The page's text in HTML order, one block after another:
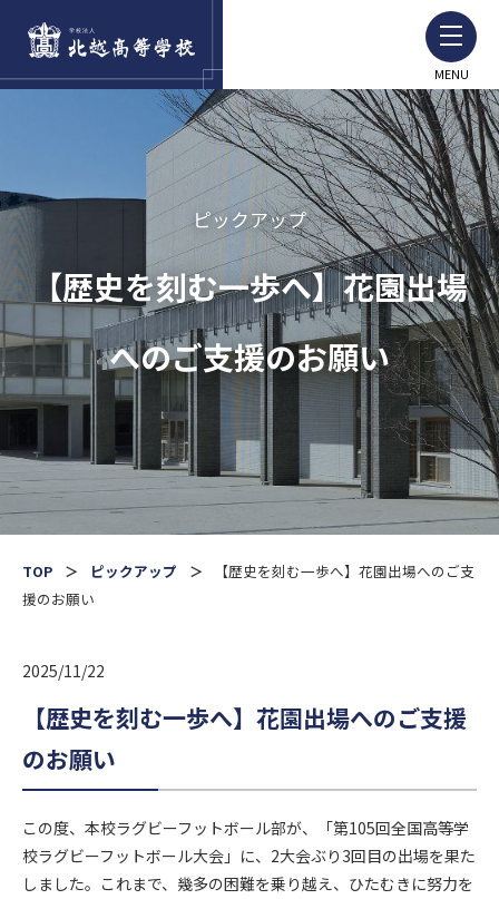
MENU
ピックアップ
【歴史を刻む一歩へ】花園出場
へのご支援のお願い
TOP ピックアップ
【歴史を刻む一歩へ】花園出場へのご支
援のお願い
2025/11/22
【歴史を刻む一歩へ】花園出場へのご支援
のお願い
この度、本校ラグビーフットボール部が、「第105回全国高等学
校ラグビーフットボール大会」に、2大会ぶり3回目の出場を果た
しました。これまで、幾多の困難を乗り越え、ひたむきに努力を